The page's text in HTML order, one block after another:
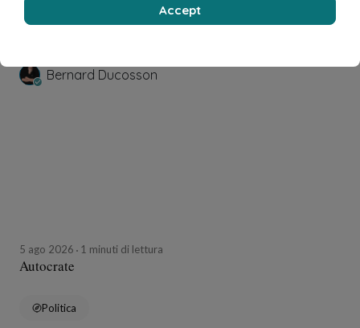
Bernard Ducosson
5 ago 2026 1 minuti di lettura
Autocrate
Politica
Accept